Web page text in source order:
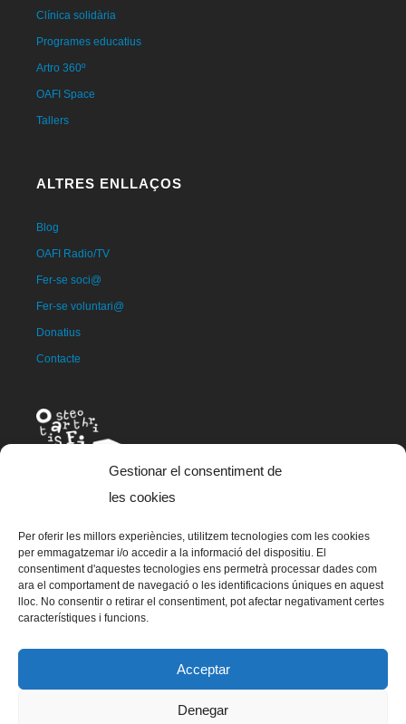
Gestionar el consentiment de
les cookies
Per oferir les millors experiències, utilitzem tecnologies com les cookies
per emmagatzemar i/o accedir a la informació del dispositiu. El
consentiment d'aquestes tecnologies ens permetrà processar dades com
ara el comportament de navegació o les identificacions úniques en aquest
lloc. No consentir o retirar el consentiment, pot afectar negativament certes
característiques i funcions.
Acceptar
Denegar
Clínica solidària
Programes educatius
Artro 360º
OAFI Space
Tallers
ALTRES ENLLAÇOS
Blog
OAFI Radio/TV
Fer-se soci@
Fer-se voluntari@
Donatius
Contacte
La mascota d'OAFI, anomenada OAFITO va ser creada de manera
exclusiva i altruista per l'artista Xavier Mariscal.